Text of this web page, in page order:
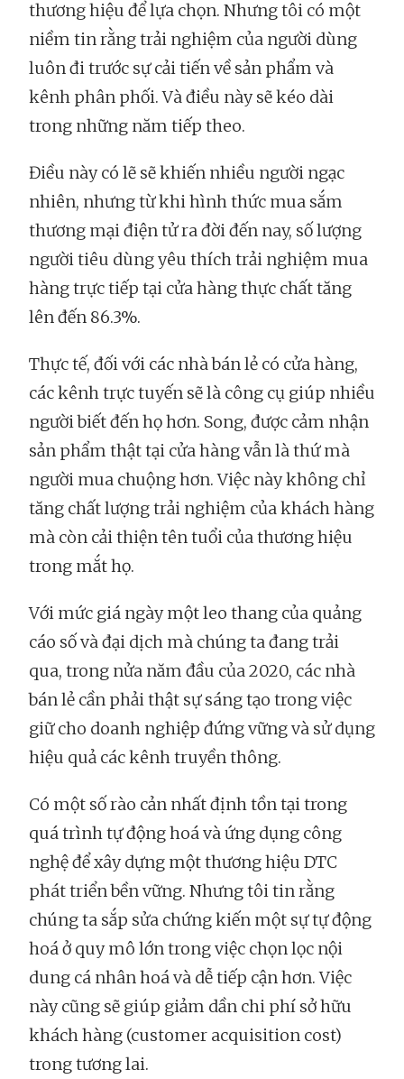
thương hiệu để lựa chọn. Nhưng tôi có một
niềm tin rằng trải nghiệm của người dùng
luôn đi trước sự cải tiến về sản phẩm và
kênh phân phối. Và điều này sẽ kéo dài
trong những năm tiếp theo.
Điều này có lẽ sẽ khiến nhiều người ngạc
nhiên, nhưng từ khi hình thức mua sắm
thương mại điện tử ra đời đến nay, số lượng
người tiêu dùng yêu thích trải nghiệm mua
hàng trực tiếp tại cửa hàng thực chất tăng
lên đến 86.3%.
Thực tế, đối với các nhà bán lẻ có cửa hàng,
các kênh trực tuyến sẽ là công cụ giúp nhiều
người biết đến họ hơn. Song, được cảm nhận
sản phẩm thật tại cửa hàng vẫn là thứ mà
người mua chuộng hơn. Việc này không chỉ
tăng chất lượng trải nghiệm của khách hàng
mà còn cải thiện tên tuổi của thương hiệu
trong mắt họ.
Với mức giá ngày một leo thang của quảng
cáo số và đại dịch mà chúng ta đang trải
qua, trong nửa năm đầu của 2020, các nhà
bán lẻ cần phải thật sự sáng tạo trong việc
giữ cho doanh nghiệp đứng vững và sử dụng
hiệu quả các kênh truyền thông.
Có một số rào cản nhất định tồn tại trong
quá trình tự động hoá và ứng dụng công
nghệ để xây dựng một thương hiệu DTC
phát triển bền vững. Nhưng tôi tin rằng
chúng ta sắp sửa chứng kiến một sự tự động
hoá ở quy mô lớn trong việc chọn lọc nội
dung cá nhân hoá và dễ tiếp cận hơn. Việc
này cũng sẽ giúp giảm dần chi phí sở hữu
khách hàng (customer acquisition cost)
trong tương lai.